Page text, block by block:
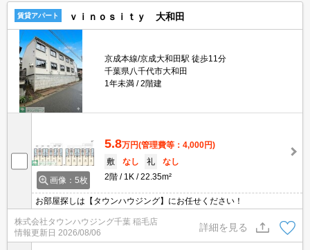
賃貸アパート ｖｉｎｏｓｉｔｙ 大和田
京成本線/京成大和田駅 徒歩11分
千葉県八千代市大和田
1年未満
2階建
画像：5枚
5.8万円(管理費等：4,000円)
敷
なし 礼
なし
2階
1K 22.35m²
お部屋探しは【タウンハウジング】にお任せください！
株式会社タウンハウジング千葉 稲毛店
情報更新日 2026/08/06
詳細を見る